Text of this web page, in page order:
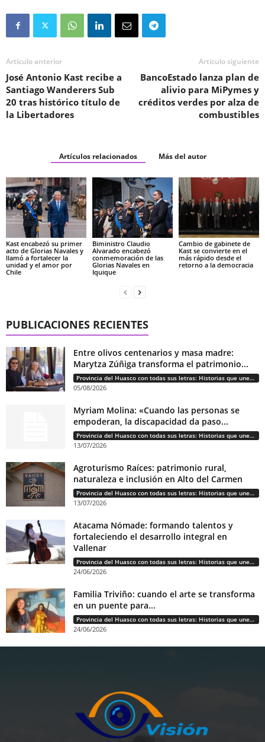
Artículo anterior
José Antonio Kast recibe a
Santiago Wanderers Sub
20 tras histórico título de
la Libertadores
Artículo siguiente
BancoEstado lanza plan de
alivio para MiPymes y
créditos verdes por alza de
combustibles
Artículos relacionados Más del autor
Kast encabezó su primer
acto de Glorias Navales y
llamó a fortalecer la
unidad y el amor por
Chile
Biministro Claudio
Alvarado encabezó
conmemoración de las
Glorias Navales en
Iquique
Cambio de gabinete de
Kast se convierte en el
más rápido desde el
retorno a la democracia
PUBLICACIONES RECIENTES
Entre olivos centenarios y masa madre:
Marytza Zúñiga transforma el patrimonio...
Provincia del Huasco con todas sus letras: Historias que unen cultura, diversidad e identidad
05/08/2026
Myriam Molina: «Cuando las personas se
empoderan, la discapacidad da paso...
Provincia del Huasco con todas sus letras: Historias que unen cultura, diversidad e identidad
13/07/2026
Agroturismo Raíces: patrimonio rural,
naturaleza e inclusión en Alto del Carmen
Provincia del Huasco con todas sus letras: Historias que unen cultura, diversidad e identidad
13/07/2026
Atacama Nómade: formando talentos y
fortaleciendo el desarrollo integral en
Vallenar
Provincia del Huasco con todas sus letras: Historias que unen cultura, diversidad e identidad
24/06/2026
Familia Triviño: cuando el arte se transforma
en un puente para...
Provincia del Huasco con todas sus letras: Historias que unen cultura, diversidad e identidad
24/06/2026